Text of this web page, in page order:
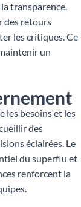
transparence.
des retours
les critiques. Ce
un
les besoins et les
des
éclairées. Le
du superflu et
renforcent la